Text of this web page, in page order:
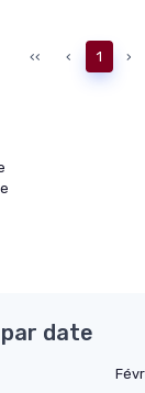
‹‹ ‹ 1 ›
date